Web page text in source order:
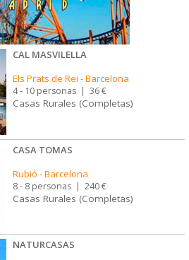
CAL MASVILELLA
Els Prats de Rei -Barcelona
4 - 10 personas | 36 €
Casas Rurales (Completas)
CASA TOMAS
Rubió -Barcelona
8 - 8 personas | 240 €
Casas Rurales (Completas)
NATURCASAS